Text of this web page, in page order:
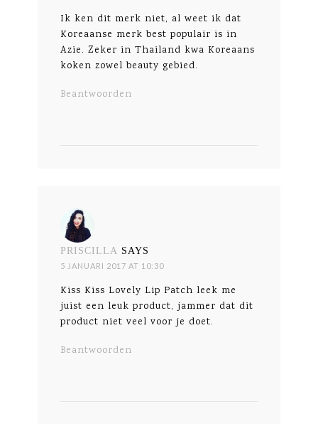
Ik ken dit merk niet, al weet ik dat
Koreaanse merk best populair is in
Azie. Zeker in Thailand kwa Koreaans
koken zowel beauty gebied.
Beantwoorden
PRISCILLA SAYS
5 JANUARI 2017 AT 10:30
Kiss Kiss Lovely Lip Patch leek me
juist een leuk product, jammer dat dit
product niet veel voor je doet.
Beantwoorden